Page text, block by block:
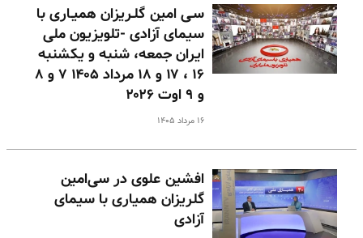
سـی امین گلـریزان همیـاری با
سیمای آزادی -تلویزیون ملی
ایران جمعه، شنبه و یکشنبه
۱۶ ، ۱۷ و ۱۸ مرداد ۱۴۰۵ ۷ و ۸
و ۹ اوت ۲۰۲۶
۱۶ مرداد ۱۴۰۵
افشین علوی در سی‌امین
گلریزان همیاری با سیمای
آزادی